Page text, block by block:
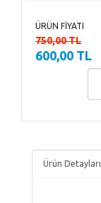
ÜRÜN FİYATI
750,00 TL
600,00 TL
Ürün Detayları